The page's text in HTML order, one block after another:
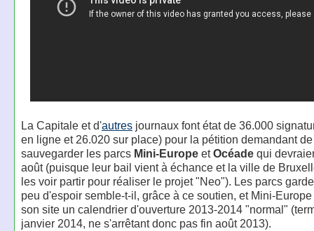
La Capitale et d'autresjournaux font état de 36.000
en ligne et 26.020 sur place) pour la pétition demandant de
sauvegarder les parcs Mini-EuropeetOcéadequi
août (puisque leur bail vient à échance et la ville de
les voir partir pour réaliser le projet "Neo"). Les parcs
peu d'espoir semble-t-il, grâce à ce soutien, et Mini-
son site un calendrier d'ouverture 2013-2014 "normal"
janvier 2014, ne s'arrêtant donc pas fin août 2013).